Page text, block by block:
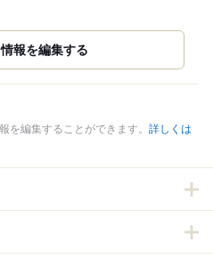
を編集することができます。 詳しくは